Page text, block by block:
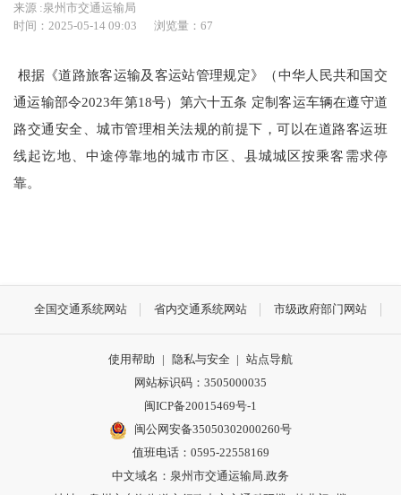
来源 :泉州市交通运输局
时间：2025-05-14 09:03
浏览量：67
根据《道路旅客运输及客运站管理规定》（中华人民共和国交
通运输部令2023年第18号）第六十五条 定制客运车辆在遵守道
路交通安全、城市管理相关法规的前提下，可以在道路客运班
线起讫地、中途停靠地的城市市区、县城城区按乘客需求停
靠。
全国交通系统网站 省内交通系统网站 市级政府部门网站
使用帮助 | 隐私与安全 | 站点导航
网站标识码：3505000035
闽ICP备20015469号-1
闽公网安备35050302000260号
值班电话：0595-22558169
中文域名：泉州市交通运输局.政务